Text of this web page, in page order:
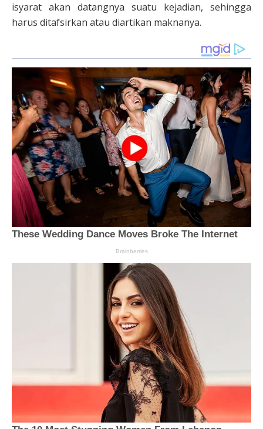
isyarat akan datangnya suatu kejadian, sehingga
harus ditafsirkan atau diartikan maknanya.